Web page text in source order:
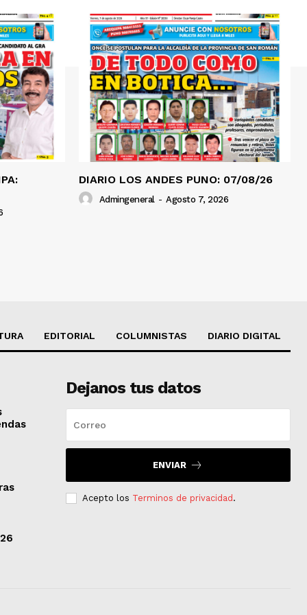
DIARIO LOS ANDES PUNO: 07/08/26
Admingeneral - Agosto 7, 2026
EDITORIAL COLUMNISTAS DIARIO DIGITAL
Dejanos tus datos
ENVIAR
Acepto los Terminos de privacidad .